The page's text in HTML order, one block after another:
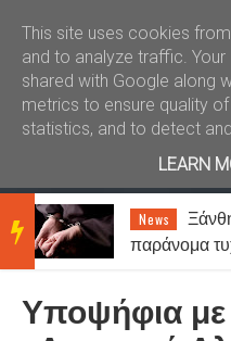
Καλώς
BRE
AKIN
News
παράνομα
Υποψήφια
This site uses cookies
and to analyze traffic.
shared with Google along
metrics to ensure quality
statistics, and to detect
LEARN